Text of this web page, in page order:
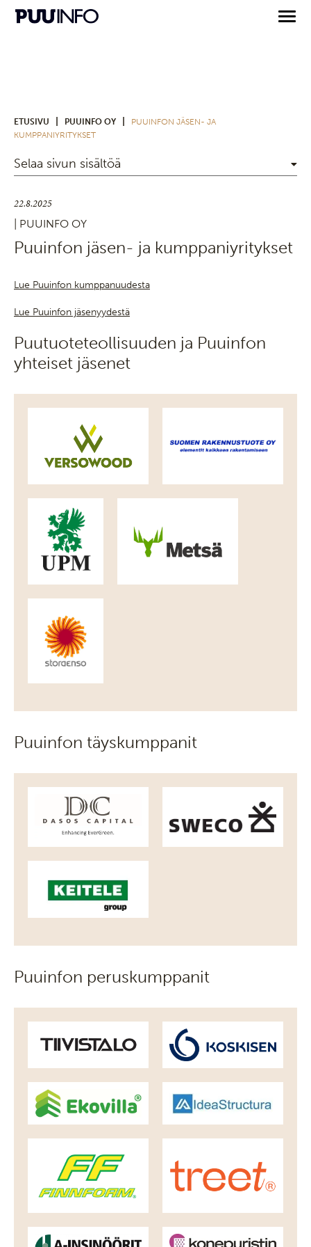
ETUSIVU PUUINFO OY
PUUINFON JÄSEN- JA
KUMPPANIYRITYKSET
Selaa sivun sisältöä
22.8.2025
| PUUINFO OY
Puuinfon jäsen- ja kumppaniyritykset
Lue Puuinfon kumppanuudesta
Lue Puuinfon jäsenyydestä
Puutuoteteollisuuden ja Puuinfon
yhteiset jäsenet
Puuinfon täyskumppanit
Puuinfon peruskumppanit